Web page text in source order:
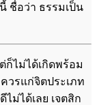
ชื่อว่า ธรรมเป็น
ก็ไม่ได้เกิดพร้อม
วรแก่จิตประเภท
ม่ได้เลย เจตสิก